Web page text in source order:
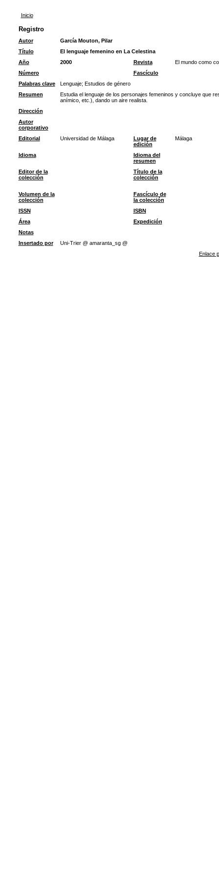
Inicio
Registro
Autor
García Mouton, Pilar
Título
El lenguaje femenino en La Celestina
Año
2000 Revista
El mundo como
Número
Fascículo
Palabras clave
Lenguaje; Estudios de género
Resumen
Estudia el lenguaje de los personajes femeninos y concluye que
anímico, etc.), dando un aire realista.
Dirección
Autor
corporativo
Editorial
Universidad de Málaga
Lugar de
edición
Málaga
Idioma
Idioma del
resumen
Editor de la
colección
Título de la
colección
Volumen de la
colección
Fascículo de
la colección
ISSN
ISBN
Área
Expedición
Notas
Insertado por
Uni-Trier @ amaranta_sg @
Enlace